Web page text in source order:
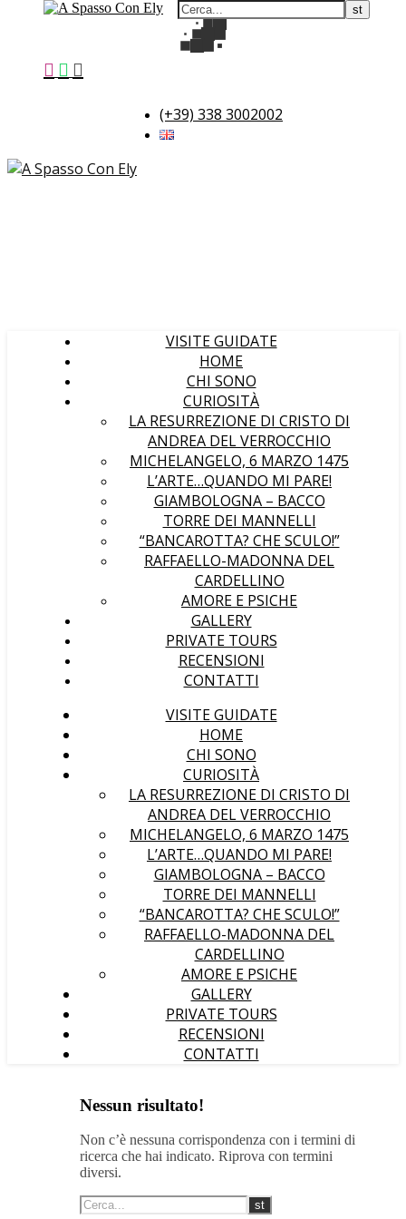
(+39) 338 3002002
VISITE GUIDATE
HOME
CHI SONO
CURIOSITÀ
LA RESURREZIONE DI CRISTO DI
ANDREA DEL VERROCCHIO
MICHELANGELO, 6 MARZO 1475
L’ARTE…QUANDO MI PARE!
GIAMBOLOGNA – BACCO
TORRE DEI MANNELLI
“BANCAROTTA? CHE SCULO!”
RAFFAELLO-MADONNA DEL
CARDELLINO
AMORE E PSICHE
GALLERY
PRIVATE TOURS
RECENSIONI
CONTATTI
VISITE GUIDATE
HOME
CHI SONO
CURIOSITÀ
LA RESURREZIONE DI CRISTO DI
ANDREA DEL VERROCCHIO
MICHELANGELO, 6 MARZO 1475
L’ARTE…QUANDO MI PARE!
GIAMBOLOGNA – BACCO
TORRE DEI MANNELLI
“BANCAROTTA? CHE SCULO!”
RAFFAELLO-MADONNA DEL
CARDELLINO
AMORE E PSICHE
GALLERY
PRIVATE TOURS
RECENSIONI
CONTATTI
Nessun risultato!
Non c’è nessuna corrispondenza con i termini di
ricerca che hai indicato. Riprova con termini
diversi.